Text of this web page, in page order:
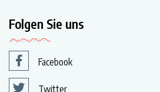
Folgen Sie uns
Facebook
Twitter